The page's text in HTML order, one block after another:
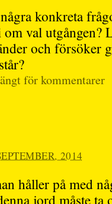
konkreta
val utgången?
och försöker
för kommentarer
2014
håller på med
jord måste ta